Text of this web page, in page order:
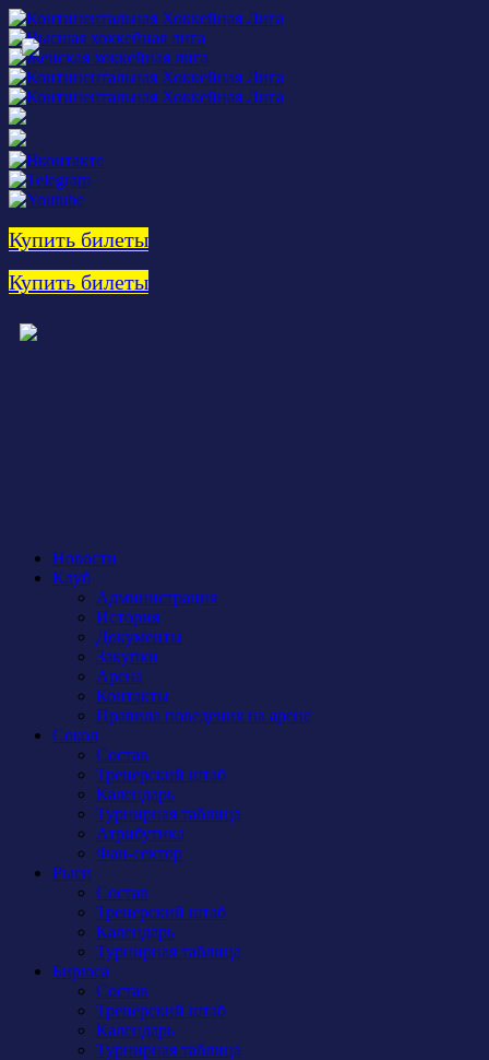
Купить билеты
Купить билеты
Новости
Клуб
Администрация
История
Документы
Закупки
Арена
Контакты
Правила поведения на арене
Сокол
Состав
Тренерский штаб
Календарь
Турнирная таблица
Атрибутика
Фан-сектор
Рыси
Состав
Тренерский штаб
Календарь
Турнирная таблица
Бирюса
Состав
Тренерский штаб
Календарь
Турнирная таблица